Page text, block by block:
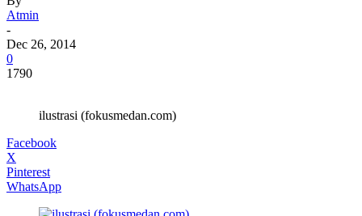
Atmin
-
Dec 26, 2014
0
1790
ilustrasi (fokusmedan.com)
Facebook
X
Pinterest
WhatsApp